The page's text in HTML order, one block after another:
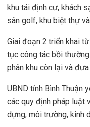
khu tái định cư, khách
sân golf, khu biệt thự
Giai đoạn 2 triển khai
tục công tác bồi
phân khu còn lại và
UBND tỉnh Bình Thuận
các quy định pháp luật
dựng, môi trường, kinh